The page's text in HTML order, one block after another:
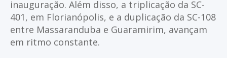
inauguração. Além disso, a triplicação da SC-
401, em Florianópolis, e a duplicação da SC-108
entre Massaranduba e Guaramirim, avançam
em ritmo constante.